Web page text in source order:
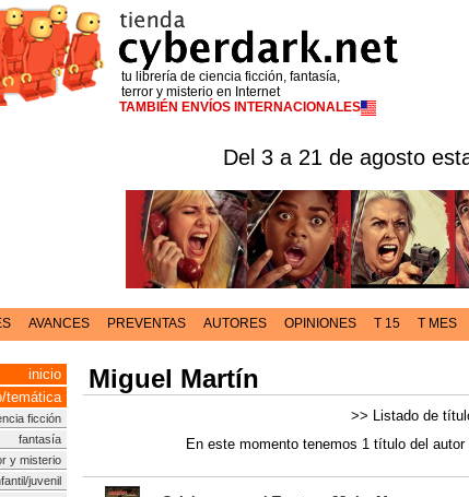
tu librería de ciencia ficción, fantasía,
terror y misterio en Internet
TAMBIÉN ENVÍOS INTERNACIONALES
Del 3 a 21 de agosto
AVANCES PREVENTAS AUTORES OPINIONES T 15 T MES
inicio
temática
ficción
fantasía
y misterio
juvenil
Miguel Martín
>> Listado de
En este momento tenemos 1 título del autor